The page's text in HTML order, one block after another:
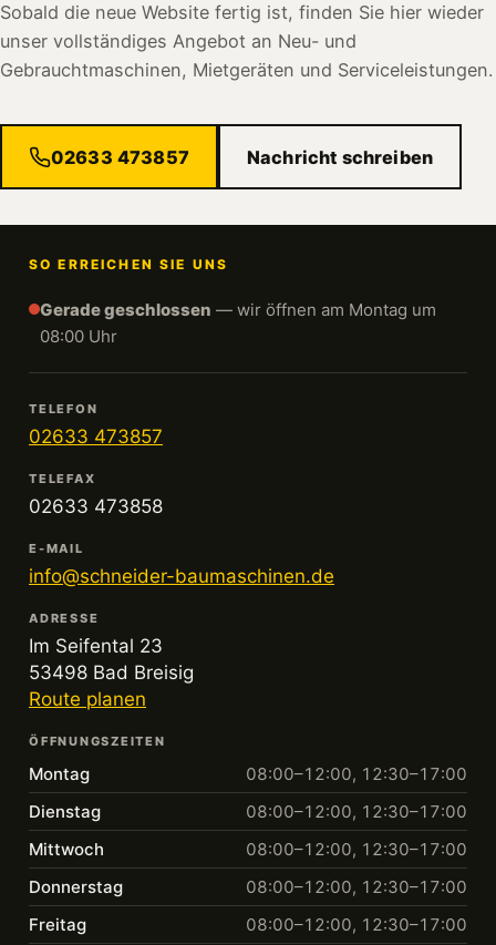
Sobald die neue Website fertig ist, finden Sie hier wieder
unser vollständiges Angebot an Neu- und
Gebrauchtmaschinen, Mietgeräten und Serviceleistungen.
02633 473857 Nachricht schreiben
SO ERREICHEN SIE UNS
Gerade geschlossen — wir öffnen am Montag um
08:00 Uhr
TELEFON
02633 473857
TELEFAX
02633 473858
E-MAIL
info@schneider-baumaschinen.de
ADRESSE
Im Seifental 23
53498 Bad Breisig
Route planen
ÖFFNUNGSZEITEN
Montag
08:00–12:00, 12:30–17:00
Dienstag
08:00–12:00, 12:30–17:00
Mittwoch
08:00–12:00, 12:30–17:00
Donnerstag
08:00–12:00, 12:30–17:00
Freitag
08:00–12:00, 12:30–17:00